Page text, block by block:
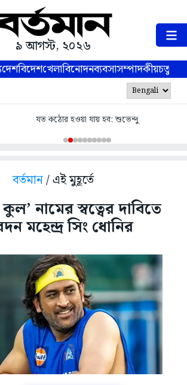
৯ আগস্ট, ২০২৬
দেশবিদেশখেলাবিনোদনব্যবসাসম্পাদকীয়
যত কঠোর হওয়া যায় হব: শুভেন্দু
বর্তমান/ এই মুহূর্তে
কুল’ নামের স্বত্বের দাবিতে
মহেন্দ্র সিং ধোনির